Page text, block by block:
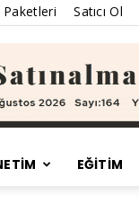
Paketleri Satıcı Ol
EĞİTİM